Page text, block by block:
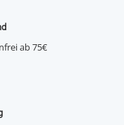
ab 75€